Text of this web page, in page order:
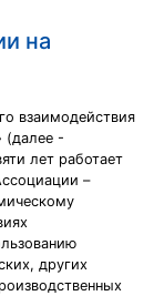
на
взаимодействия
(далее -
лет работает
–
других